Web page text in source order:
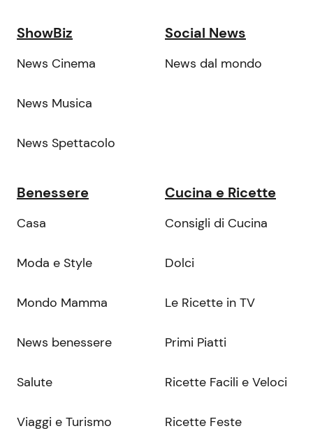
ShowBiz
News Cinema
News Musica
News Spettacolo
Social News
News dal mondo
Benessere
Casa
Moda e Style
Mondo Mamma
News benessere
Salute
Viaggi e Turismo
Cucina e Ricette
Consigli di Cucina
Dolci
Le Ricette in TV
Primi Piatti
Ricette Facili e Veloci
Ricette Feste